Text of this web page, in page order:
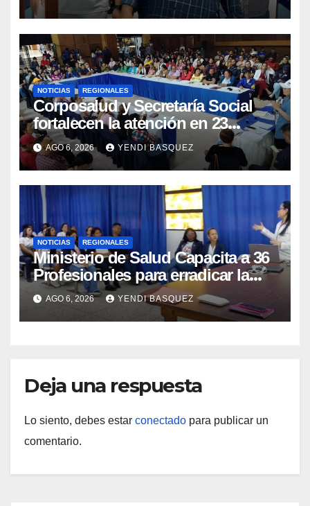
NOTICIAS REGIONALES
Corposalud y Secretaría Social
fortalecen la atención en 23
municipios
AGO 6, 2026 YENDI BASQUEZ
NOTICIAS REGIONALES
Ministerio de Salud Capacita a 36
Profesionales para erradicar la
Tuberculosis en Yaracuy
AGO 6, 2026 YENDI BASQUEZ
Deja una respuesta
Lo siento, debes estar conectado para publicar un
comentario.